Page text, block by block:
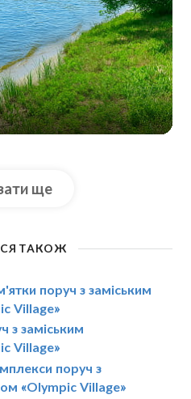
ще
ТАКОЖ
поруч з заміським
Village»
з заміським
Village»
поруч з
«Olympic Village»